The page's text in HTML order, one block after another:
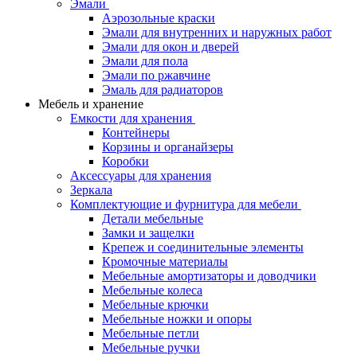
Эмали
Аэрозольные краски
Эмали для внутренних и наружных работ
Эмали для окон и дверей
Эмали для пола
Эмали по ржавчине
Эмаль для радиаторов
Мебель и хранение
Емкости для хранения
Контейнеры
Корзины и органайзеры
Коробки
Аксессуары для хранения
Зеркала
Комплектующие и фурнитура для мебели
Детали мебельные
Замки и защелки
Крепеж и соединительные элементы
Кромочные материалы
Мебельные амортизаторы и доводчики
Мебельные колеса
Мебельные крючки
Мебельные ножки и опоры
Мебельные петли
Мебельные ручки